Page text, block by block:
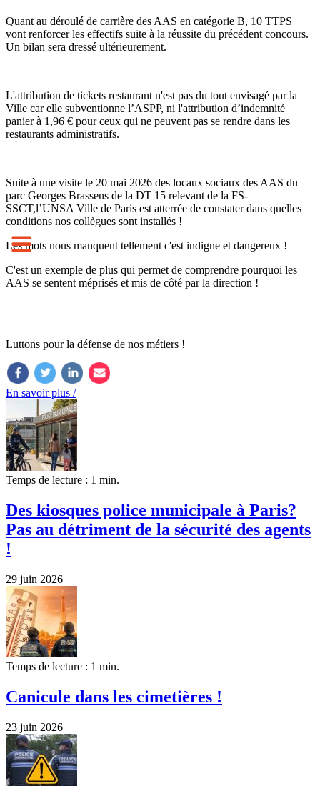
Quant au déroulé de carrière des AAS en catégorie B, 10 TTPS
vont renforcer les effectifs suite à la réussite du précédent concours.
Un bilan sera dressé ultérieurement.
L'attribution de tickets restaurant n'est pas du tout envisagé par la
Ville car elle subventionne l’ASPP, ni l'attribution d’indemnité
panier à 1,96 € pour ceux qui ne peuvent pas se rendre dans les
restaurants administratifs.
Suite à une visite le 20 mai 2026 des locaux sociaux des AAS du
parc Georges Brassens de la DT 15 relevant de la FS-
SSCT,l’UNSA Ville de Paris est atterrée de constater dans quelles
conditions nos collègues sont installés !
Les mots nous manquent tellement c'est indigne et dangereux !
C'est un exemple de plus qui permet de comprendre pourquoi les
AAS se sentent méprisés et mis de côté par la direction !
Luttons pour la défense de nos métiers !
En savoir plus /
Temps de lecture : 1 min.
Des kiosques police municipale à Paris?
Pas au détriment de la sécurité des agents
!
29 juin 2026
Temps de lecture : 1 min.
Canicule dans les cimetières !
23 juin 2026